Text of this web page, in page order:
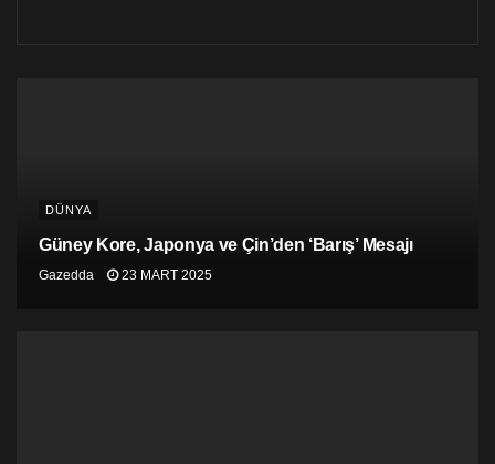
DÜNYA
Güney Kore, Japonya ve Çin’den ‘Barış’ Mesajı
Gazedda 23 MART 2025